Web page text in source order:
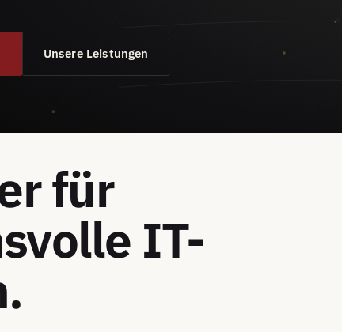
Unsere Leistungen
für
IT-